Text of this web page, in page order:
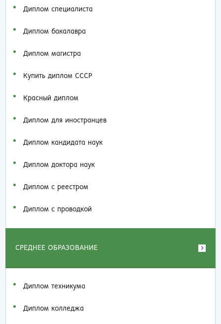
Диплом специалиста
Диплом бакалавра
Диплом магистра
Купить диплом СССР
Красный диплом
Диплом для иностранцев
Диплом кандидата наук
Диплом доктора наук
Диплом с реестром
Диплом с проводкой
СРЕДНЕЕ ОБРАЗОВАНИЕ
Диплом техникума
Диплом колледжа